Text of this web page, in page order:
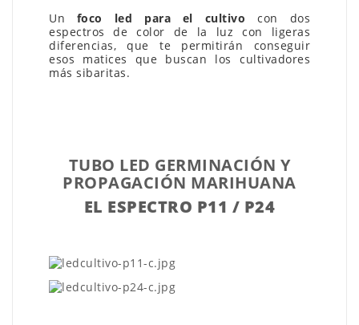
Un foco led para el cultivo con dos
espectros de color de la luz con ligeras
diferencias, que te permitirán conseguir
esos matices que buscan los cultivadores
más sibaritas.
TUBO LED GERMINACIÓN Y
PROPAGACIÓN MARIHUANA
EL ESPECTRO P11 / P24